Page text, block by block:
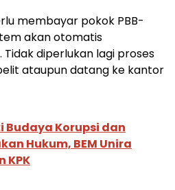
membayar pokok PBB-
akan otomatis
diperlukan lagi proses
ataupun datang ke kantor
Budaya Korupsi dan
Hukum, BEM Unira
KPK